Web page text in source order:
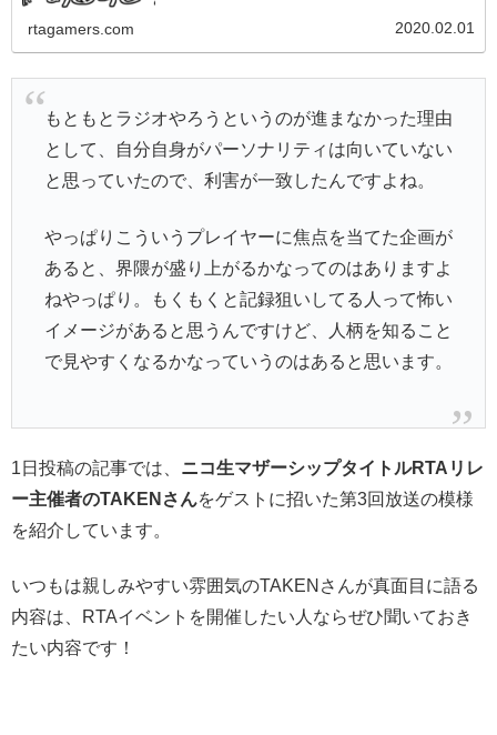
rtagamers.com 2020.02.01
もともとラジオやろうというのが進まなかった理由
として、自分自身がパーソナリティは向いていない
と思っていたので、利害が一致したんですよね。
やっぱりこういうプレイヤーに焦点を当てた企画が
あると、界隈が盛り上がるかなってのはありますよ
ねやっぱり。もくもくと記録狙いしてる人って怖い
イメージがあると思うんですけど、人柄を知ること
で見やすくなるかなっていうのはあると思います。
1日投稿の記事では、 ニコ生マザーシップタイトルRTAリレ
ー主催者のTAKENさんをゲストに招いた第3回放送の模様
を紹介しています。
いつもは親しみやすい雰囲気のTAKENさんが真面目に語る
内容は、RTAイベントを開催したい人ならぜひ聞いておき
たい内容です！